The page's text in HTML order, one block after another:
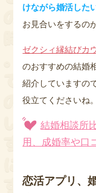
けながら婚活した
お見合いをするの
ゼクシィ縁結びカ
のおすすめの結婚
紹介していますの
役立てくださいね。
結婚相談所
用、成婚率や口
恋活アプリ、